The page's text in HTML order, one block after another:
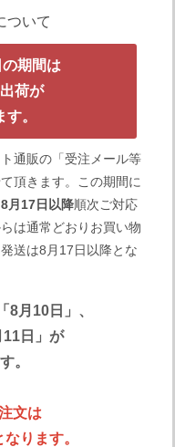
ついて
期間は
荷が
。
通販の「受注メール等
頂きます。この期間に
8月17日以降順次ご対応
は通常どおりお買い物
送は8月17日以降とな
8月10日」、
11日」が
。
文は
ります。